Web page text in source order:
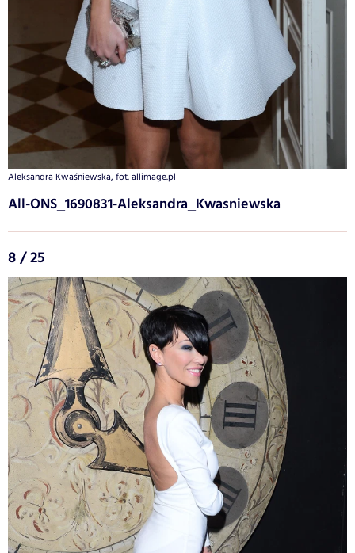
Aleksandra Kwaśniewska, fot. allimage.pl
All-ONS_1690831-Aleksandra_Kwasniewska
8 / 25